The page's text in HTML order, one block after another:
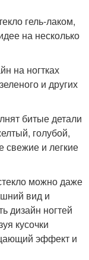
гель-лаком,
на несколько
на ногтках
и других
битые детали
голубой,
и легкие
можно даже
вид и
дизайн ногтей
кусочки
эффект и